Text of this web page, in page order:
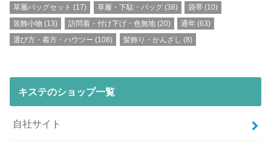
草履バッグセット (17) 草履・下駄・バッグ(38) 袋帯(10)
装飾小物 (13) 訪問着・付け下げ・色無地(20) 通年(63)
選び方・着方・ハウツー (108) 髪飾り・かんざし (8)
キステのショップ一覧
自社サイト